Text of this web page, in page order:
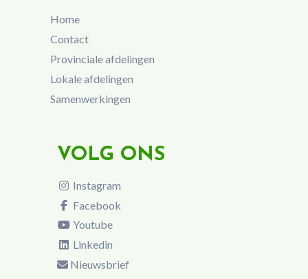
Home
Contact
Provinciale afdelingen
Lokale afdelingen
Samenwerkingen
VOLG ONS
Instagram
Facebook
Youtube
Linkedin
Nieuwsbrief